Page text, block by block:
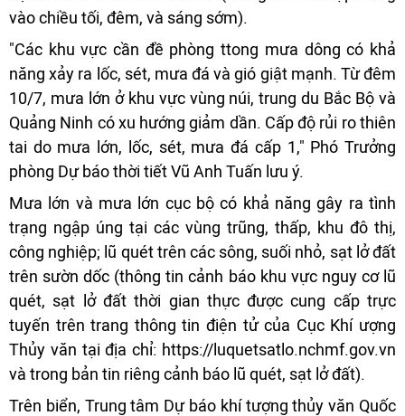
vào chiều tối, đêm, và sáng sớm).
"Các khu vực cần đề phòng ttong mưa dông có khả
năng xảy ra lốc, sét, mưa đá và gió giật mạnh. Từ đêm
10/7, mưa lớn ở khu vực vùng núi, trung du Bắc Bộ và
Quảng Ninh có xu hướng giảm dần. Cấp độ rủi ro thiên
tai do mưa lớn, lốc, sét, mưa đá cấp 1," Phó Trưởng
phòng Dự báo thời tiết Vũ Anh Tuấn lưu ý.
Mưa lớn và mưa lớn cục bộ có khả năng gây ra tình
trạng ngập úng tại các vùng trũng, thấp, khu đô thị,
công nghiệp; lũ quét trên các sông, suối nhỏ, sạt lở đất
trên sườn dốc (thông tin cảnh báo khu vực nguy cơ lũ
quét, sạt lở đất thời gian thực được cung cấp trực
tuyến trên trang thông tin điện tử của Cục Khí ượng
Thủy văn tại địa chỉ: https://luquetsatlo.nchmf.gov.vn
và trong bản tin riêng cảnh báo lũ quét, sạt lở đất).
Trên biển, Trung tâm Dự báo khí tượng thủy văn Quốc